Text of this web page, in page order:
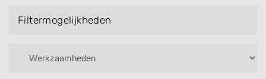
Filtermogelijkheden